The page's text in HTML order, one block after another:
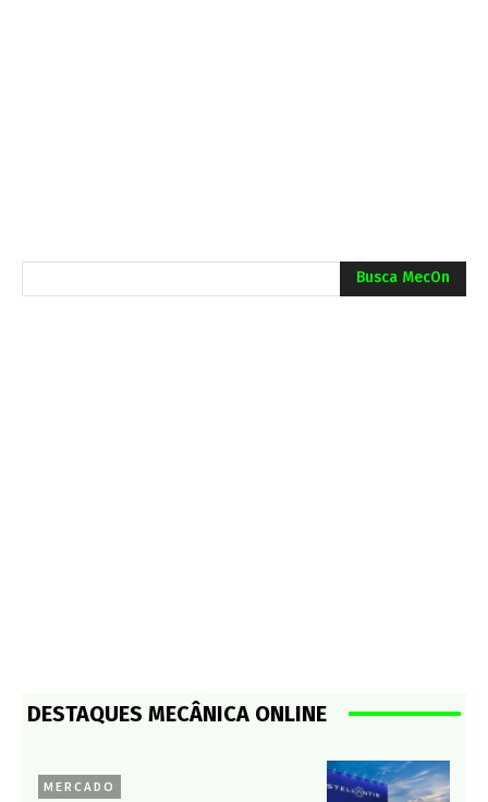
Busca MecOn
DESTAQUES MECÂNICA ONLINE
MERCADO